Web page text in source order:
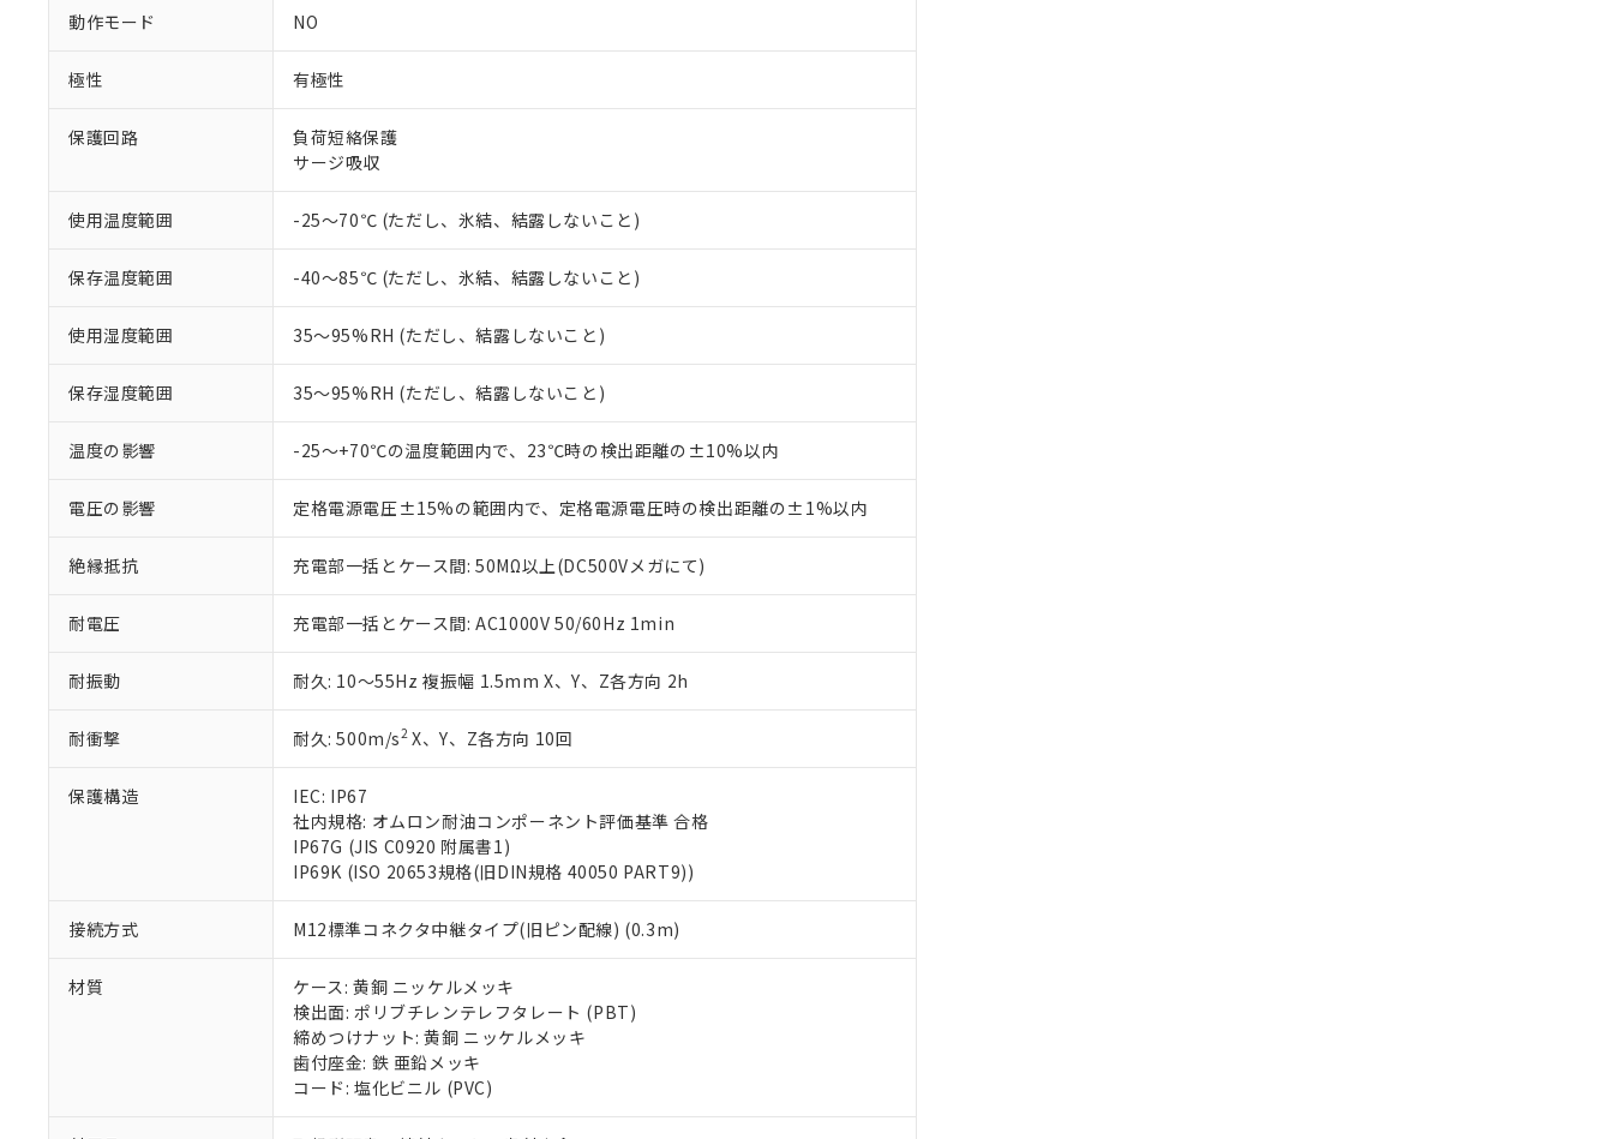
動作モード NO
極性 有極性
保護回路
負荷短絡保護
サージ吸収
使用温度範囲 -25～70℃ (ただし、氷結、結露しないこと)
保存温度範囲 -40～85℃ (ただし、氷結、結露しないこと)
使用湿度範囲 35～95%RH (ただし、結露しないこと)
保存湿度範囲 35～95%RH (ただし、結露しないこと)
温度の影響 -25～+70℃の温度範囲内で、23℃時の検出距離の±10%以内
電圧の影響 定格電源電圧±15%の範囲内で、定格電源電圧時の検出距離の±1%以内
絶縁抵抗 充電部一括とケース間: 50MΩ以上(DC500Vメガにて)
耐電圧 充電部一括とケース間: AC1000V 50/60Hz 1min
耐振動 耐久: 10～55Hz 複振幅 1.5mm X、Y、Z各方向 2h
耐衝撃 耐久: 500m/s2X、Y、Z各方向 10回
保護構造
IEC: IP67
社内規格: オムロン耐油コンポーネント評価基準 合格
IP67G (JIS C0920 附属書1)
IP69K (ISO 20653規格(旧DIN規格 40050 PART9))
接続方式 M12標準コネクタ中継タイプ(旧ピン配線) (0.3m)
材質
ケース: 黄銅 ニッケルメッキ
検出面: ポリブチレンテレフタレート (PBT)
締めつけナット: 黄銅 ニッケルメッキ
歯付座金: 鉄 亜鉛メッキ
コード: 塩化ビニル (PVC)
ご利用条件
くものです。
当社制御機器事業取扱商品の中には、本サービスの対象外となる商品もあることをご了承ください。
在庫状況および標準価格照会結果は、記載している更新日時点での社内データに基づき作成されるも
い。
正式な納期状況および標準価格はお客様のお取引先、またはお客様担当のオムロン制御機器販売店・
当社販売員にご相談ください。
オムロン制御機器販売店や当社販売拠点は「販売ネットワーク
在庫状況および標準価格結果を当社の事前の承諾なく第三者に漏洩または開示しないようお願いしま
マイパーツ機能（部品リスト作成サービス）をご利用いただくには、I-Webメンバーズにご登録され
ている必要があります。
が、当社の製品・サービスに関するお客様との取引・商談に必要な範囲で利用することをご了承くだ
さい。
※当社の共同利用者とは、"個人情報の共同利用に関して"
いる法人を指します。
があります。
六価クロム(Cr(Ⅵ)) 1000ppm以下、ポリ臭化ビフェニル類(PBB) 1000ppm以下、ポリ臭化ジフェニルエーテル類(PBDE) 1000ppm以下、
フタル酸ビス(2-エチルヘキシル) (DEHP)(別名：DOP) 1000ppm以下、フタル酸ブチルベンジル（BBP） 1000ppm以下、フタル酸ジブチ
ル（DBP） 1000ppm以下、フタル酸ジイソブチル (DIBP) 1000ppm以下
但し、RoHS指令で産業用監視および制御機器に対する適用除外項目は除く。
フタル酸エステル類の４物質については閾値を超える意図的な使用がないことを確認しています。
※2 対応予定月
部品在庫の切り替え状況などにより、予定月が前後することがあります。
※3 非含有証明書ダウンロード
下記の非含有証明書をダウンロードすることができます。
EU RoHS指令（10物質）の非含有証明書
51物質の非含有証明書（当社基準）
また、RoHS指令のフタル酸エステル類４物質の対応では、対応完了までの期間は出荷製品に未対応品が
混在することから備考欄に対応日を記載しておりました。
り割愛しております。
「○」：最大均質材料含有率が中国RoHSの基準値以下であることを示します。
*中国RoHS10物質の基準値 (GB/T26572)：
Pb(鉛) :1000ppm、 Hg(水銀) : 1000ppm、 Cd(カドミウム) : 100ppm、
DBP(フタル酸ジブチル) : 1000ppm、 DIBP(フタル酸ジイソブチル) : 1000ppm、 BBP(フタル酸ブチルベンジル) : 1000ppm、
※2 環境保護使用期限
「ｅ」：有害物質（10物質）のすべてが基準値以下であることを示します。
「10」：通常の使用状況下において有害物質が外部に漏えいし、環境に深刻な影響を及ぼさない年数を意
「－」：未確認です。当社販売部門へお問い合わせください。
う）を輸出または国外への提供する場合は、日本国政府の輸出許可(または役務取引許可)を取得する
などの必要な手続きをとります。
ます。
当社は貴社製品を、核兵器、ミサイル、化学兵器、生物兵器またはその他武器並びにこれらの製造装
当社は、貴社製品を第三者に販売する場合は、上記1、2および3の内容を当該第三者に通知します。
また当社は、販売先および販売に係わる関係者が違法に輸出するおそれがある場合は、取り引きをい
たしません。
合意する
記
号
説明
○ 一定数以上の在庫あり
△ 一定数には満たないが在庫あり
－
在庫なし(最新の在庫状況については、お客様のお取引先、またはお客様担当のオムロン制御
機器販売店・当社販売員にご確認ください)
空
白
受注生産機種、また在庫状況の情報を公開していない機種